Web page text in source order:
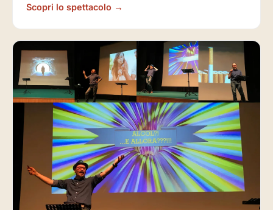
Scopri lo spettacolo